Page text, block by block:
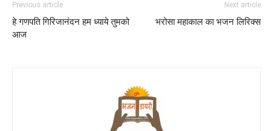
Previous article
हे गणपति गिरिजानंदन हम ध्याये तुमको
आज
Next article
भरोसा महाकाल का भजन लिरिक्स